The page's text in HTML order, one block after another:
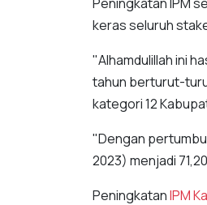
keras seluruh
"Alhamdulillah ini
tahun berturut-
kategori 12
"Dengan
2023) menjadi
PeningkatanIPM